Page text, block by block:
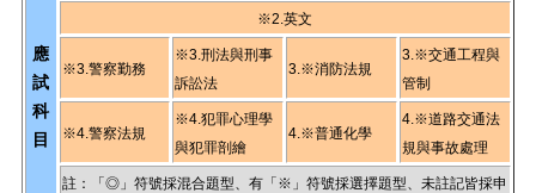
應
試
科
目
※2.英文
※3.警察勤務
※3.刑法與刑事
訴訟法
3.※消防法規
3.※交通工程與
管制
※4.警察法規
※4.犯罪心理學
與犯罪剖繪
4.※普通化學
4.※道路交通法
規與事故處理
註：「◎」符號採混合題型、有「※」符號採選擇題型、未註記皆採申